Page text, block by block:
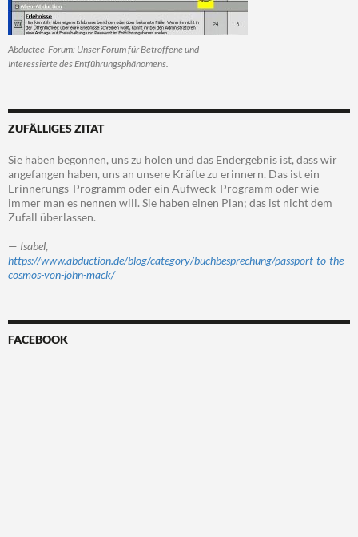
Abductee-Forum: Unser Forum für Betroffene und
Interessierte des Entführungsphänomens.
ZUFÄLLIGES ZITAT
Sie haben begonnen, uns zu holen und das Endergebnis ist, dass wir
angefangen haben, uns an unsere Kräfte zu erinnern. Das ist ein
Erinnerungs-Programm oder ein Aufweck-Programm oder wie
immer man es nennen will. Sie haben einen Plan; das ist nicht dem
Zufall überlassen.
— Isabel,
https://www.abduction.de/blog/category/buchbesprechung/passport-to-the-
cosmos-von-john-mack/
FACEBOOK